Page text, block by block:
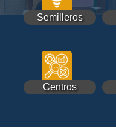
Semilleros
Centros